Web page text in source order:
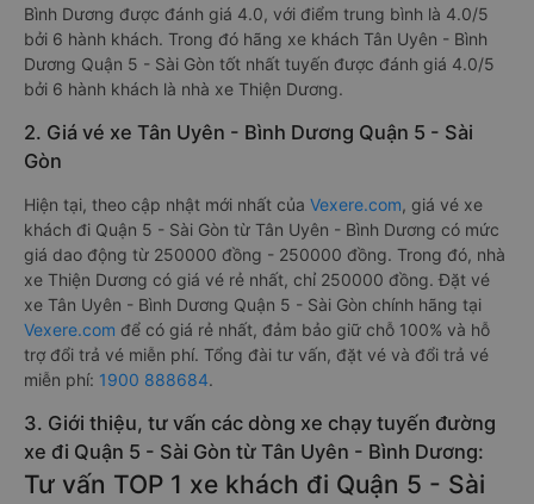
Bình Dương được đánh giá 4.0, với điểm trung bình là 4.0/5
bởi 6 hành khách. Trong đó hãng xe khách Tân Uyên - Bình
Dương Quận 5 - Sài Gòn tốt nhất tuyến được đánh giá 4.0/5
bởi 6 hành khách là nhà xe Thiện Dương.
2. Giá vé xe Tân Uyên - Bình Dương Quận 5 - Sài
Gòn
Hiện tại, theo cập nhật mới nhất của Vexere.com, giá vé xe
khách đi Quận 5 - Sài Gòn từ Tân Uyên - Bình Dương có mức
giá dao động từ 250000 đồng - 250000 đồng. Trong đó, nhà
xe Thiện Dương có giá vé rẻ nhất, chỉ 250000 đồng. Đặt vé
xe Tân Uyên - Bình Dương Quận 5 - Sài Gòn chính hãng tại
Vexere.com để có giá rẻ nhất, đảm bảo giữ chỗ 100% và hỗ
trợ đổi trả vé miễn phí. Tổng đài tư vấn, đặt vé và đổi trả vé
miễn phí: 1900 888684.
3. Giới thiệu, tư vấn các dòng xe chạy tuyến đường
xe đi Quận 5 - Sài Gòn từ Tân Uyên - Bình Dương:
Tư vấn TOP 1 xe khách đi Quận 5 - Sài